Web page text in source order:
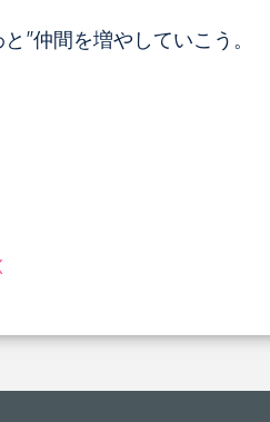
”仲間を増やしていこう。